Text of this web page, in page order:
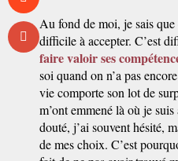
Au fond de moi, je sais que
difficile à accepter. C’est
faire valoir ses
soi quand on n’a pas
vie comporte son lot de
m’ont emmené là où je
douté, j’ai souvent hésité,
de mes choix. C’est